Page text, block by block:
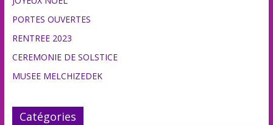
PORTES OUVERTES
RENTREE 2023
CEREMONIE DE SOLSTICE
MUSEE MELCHIZEDEK
Catégories